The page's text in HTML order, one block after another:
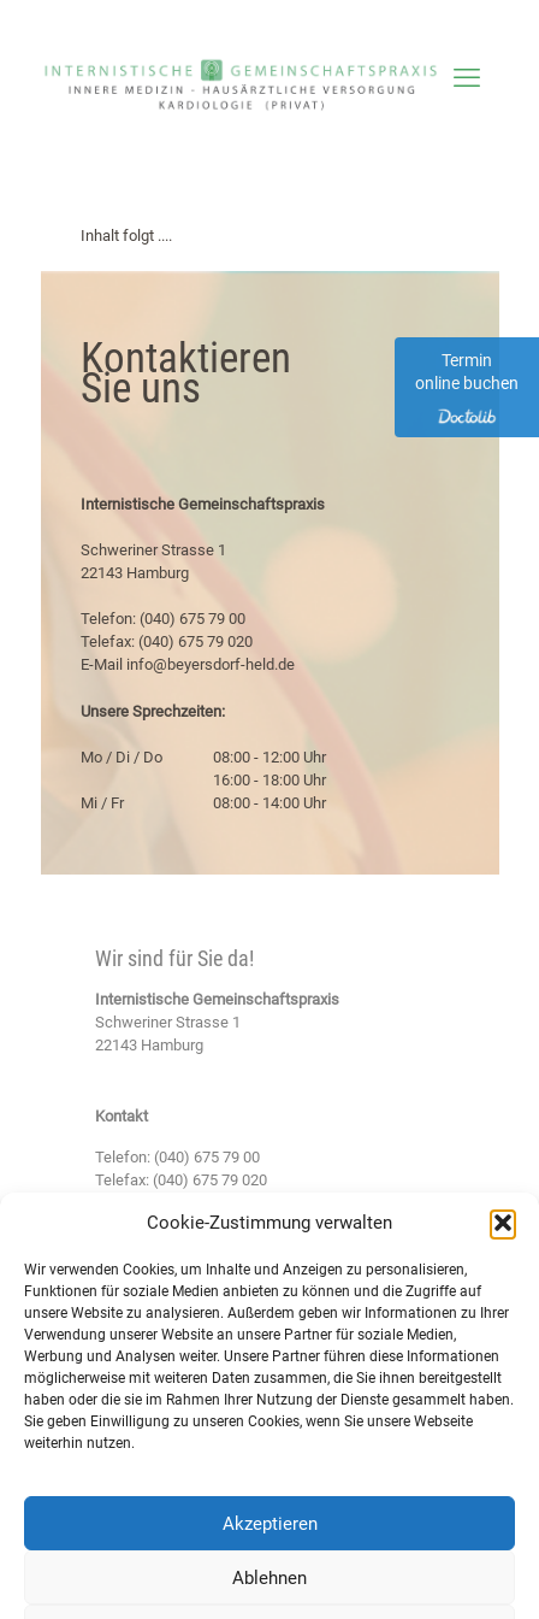
Cookie-Zustimmung verwalten
Wir verwenden Cookies, um Inhalte und Anzeigen zu personalisieren,
Funktionen für soziale Medien anbieten zu können und die Zugriffe auf
unsere Website zu analysieren. Außerdem geben wir Informationen zu Ihrer
Verwendung unserer Website an unsere Partner für soziale Medien,
Werbung und Analysen weiter. Unsere Partner führen diese Informationen
möglicherweise mit weiteren Daten zusammen, die Sie ihnen bereitgestellt
haben oder die sie im Rahmen Ihrer Nutzung der Dienste gesammelt haben.
Sie geben Einwilligung zu unseren Cookies, wenn Sie unsere Webseite
weiterhin nutzen.
Akzeptieren
Ablehnen
Inhalt folgt ....
Kontaktieren
Sie uns
Internistische Gemeinschaftspraxis
Schweriner Strasse 1
22143 Hamburg
Telefon: (040) 675 79 00
Telefax: (040) 675 79 020
E-Mail info@beyersdorf-held.de
Unsere Sprechzeiten:
Mo / Di / Do
Mi / Fr
08:00 - 12:00 Uhr
16:00 - 18:00 Uhr
08:00 - 14:00 Uhr
Wir sind für Sie da!
Internistische Gemeinschaftspraxis
Schweriner Strasse 1
22143 Hamburg
Kontakt
Telefon: (040) 675 79 00
Telefax: (040) 675 79 020
rezept@inneremedizinmitherz.de
Unsere Sprechzeiten:
Montag
8:00 - 12:00 Uhr und 15:00 -
18:00 Uhr
Dienstag
8:00 - 15:00 Uhr
Mittwoch
8:00 - 14:00 Uhr
8:00 - 12:00 Uhr
Termin
online buchen